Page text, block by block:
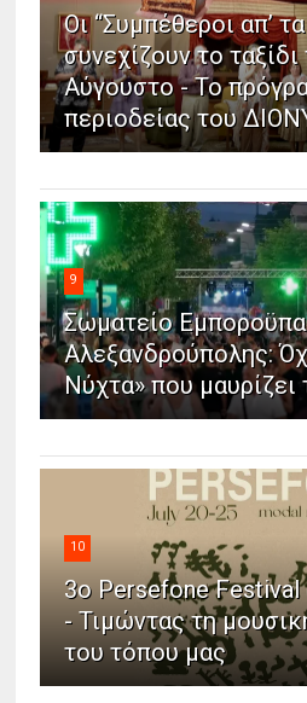
Οι “Συμπέθεροι απ’
συνεχίζουν το
Αύγουστο - Το
περιοδείας του
9
Σωματείο
Αλεξανδρούπολης:
Νύχτα» που
10
3ο Persefone
- Τιμώντας τη
του τόπου μας